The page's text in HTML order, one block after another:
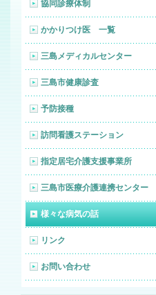
協同診療体制
かかりつけ医 一覧
三島メディカルセンター
三島市健康診査
予防接種
訪問看護ステーション
指定居宅介護支援事業所
三島市医療介護連携センター
様々な病気の話
リンク
お問い合わせ